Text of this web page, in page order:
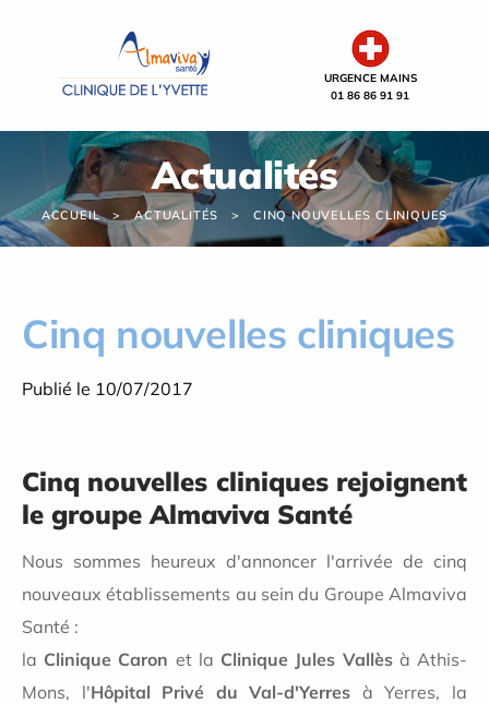
URGENCE MAINS
01 86 86 91 91
Actualités
ACCUEIL ACTUALITÉS CINQ NOUVELLES CLINIQUES
Cinq nouvelles cliniques
Publié le 10/07/2017
Cinq nouvelles cliniques rejoignent
le groupe Almaviva Santé
Nous sommes heureux d'annoncer l'arrivée de cinq
nouveaux établissements au sein du Groupe Almaviva
Santé :
la Clinique Caron et la Clinique Jules Vallèsà Athis-
Mons, l'Hôpital Privé du Val-d'Yerres à Yerres, la